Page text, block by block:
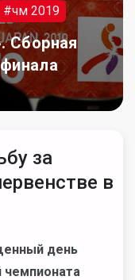
#чм 2019
Сборная
за
в
день
чемпионата